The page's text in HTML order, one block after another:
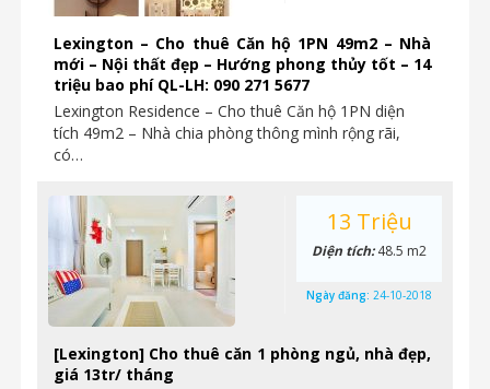
Lexington – Cho thuê Căn hộ 1PN 49m2 – Nhà
mới – Nội thất đẹp – Hướng phong thủy tốt – 14
triệu bao phí QL-LH: 090 271 5677
Lexington Residence – Cho thuê Căn hộ 1PN diện
tích 49m2 – Nhà chia phòng thông mình rộng rãi,
có…
[Lexington] Cho thuê căn 1 phòng ngủ, nhà đẹp,
giá 13tr/ tháng
13 Triệu
Diện tích:48.5 m2
Ngày đăng: 24-10-2018